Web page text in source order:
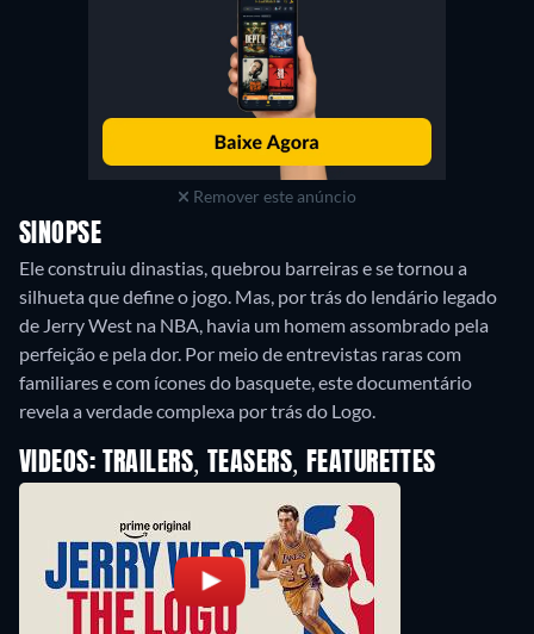
Remover este anúncio
SINOPSE
Ele construiu dinastias, quebrou barreiras e se tornou a
silhueta que define o jogo. Mas, por trás do lendário legado
de Jerry West na NBA, havia um homem assombrado pela
perfeição e pela dor. Por meio de entrevistas raras com
familiares e com ícones do basquete, este documentário
revela a verdade complexa por trás do Logo.
VIDEOS: TRAILERS, TEASERS, FEATURETTES